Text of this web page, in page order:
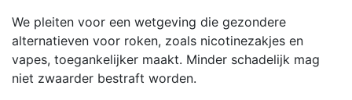
We pleiten voor een wetgeving die gezondere
alternatieven voor roken, zoals nicotinezakjes en
vapes, toegankelijker maakt. Minder schadelijk mag
niet zwaarder bestraft worden.